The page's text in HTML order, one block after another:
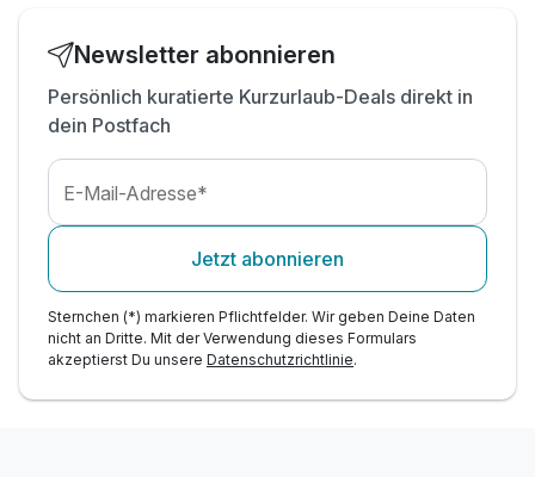
Tipp: vergünstigte Bergbahntickets erhältlich
Newsletter abonnieren
Persönlich kuratierte Kurzurlaub-Deals direkt in
dein Postfach
E-Mail-Adresse*
Jetzt abonnieren
Sternchen (*) markieren Pflichtfelder. Wir geben Deine Daten
nicht an Dritte. Mit der Verwendung dieses Formulars
akzeptierst Du unsere Datenschutzrichtlinie.